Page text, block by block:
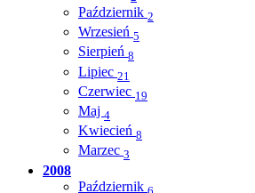
Październik 2
Wrzesień 5
Sierpień 8
Lipiec 21
Czerwiec 19
Maj 4
Kwiecień 8
Marzec 3
2008
Październik